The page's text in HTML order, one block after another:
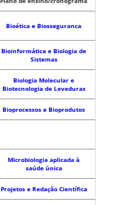
Bioética e Biosseguranca
Bioinformática e Biologia de
Sistemas
Biologia Molecular e
Biotecnologia de Leveduras
Bioprocessos e Bioprodutos
Microbiologia aplicada à
saúde única
Projetos e Redação Científica